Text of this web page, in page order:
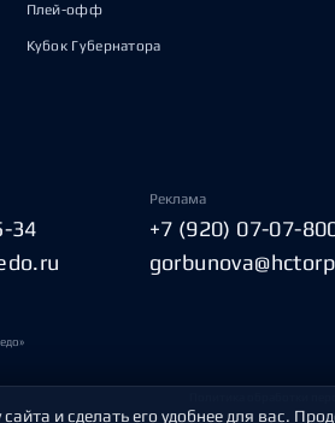
Плей-офф
Кубок Губернатора
34
Реклама
+7 (920) 07-07-
и сделать его удобнее для вас.